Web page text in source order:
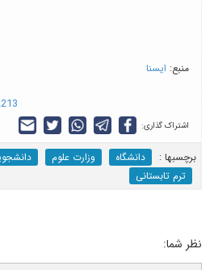
منبع: ایسنا
اشتراک گذاری:
برچسب‎ها : دانشگاه وزارت علوم
ترم تابستانی
نظر شما: